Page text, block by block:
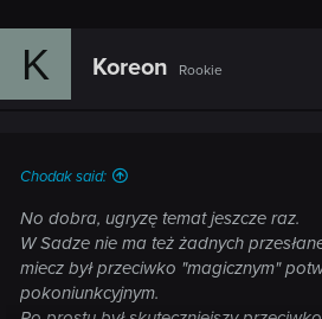
K Koreon Rookie
Chodak said:
No dobra, ugryzę temat jeszcze raz.
W Sadze nie ma też żadnych
miecz był przeciwko "magicznym"
pokoniunkcyjnym.